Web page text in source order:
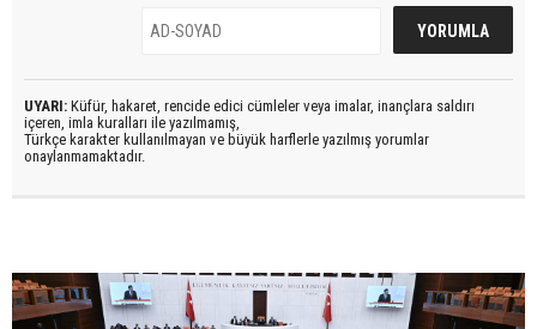
UYARI: Küfür, hakaret, rencide edici cümleler veya imalar, inançlara saldırı
içeren, imla kuralları ile yazılmamış,
Türkçe karakter kullanılmayan ve büyük harflerle yazılmış yorumlar
onaylanmamaktadır.